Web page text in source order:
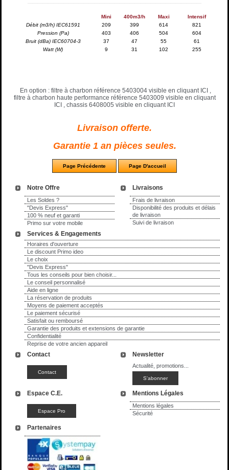
Notre Offre
Les Soldes ?
"Devis Express"
100 % neuf et garanti
Primo sur votre mobile
Livraisons
Frais de livraison
Disponibilité des produits et délais
de livraison
Suivi de livraison
Services & Engagements
Horaires d'ouverture
Le discount Primo ideo
Le choix
"Devis Express"
Tous les conseils pour bien choisir...
Le conseil personnalisé
Aide en ligne
La réservation de produits
Moyens de paiement acceptés
Le paiement sécurisé
Satisfait ou remboursé
Garantie des produits et extensions de garantie
Confidentialité
Reprise de votre ancien appareil
Contact Newsletter
Actualité, promotions...
Espace C.E. Mentions Légales
Mentions légales
Sécurité
Partenaires
Mini 400m3/h Maxi
Intensif
Débit (m3/h) IEC61591
209 399 614
821
Pression (Pa)
403 406 504
604
Bruit (dBa) IEC60704-3
37 47 55
61
Watt (W)
9 31 102 255
En option : filtre à charbon référence 5403004 visible en cliquantICI ,
filtre à charbon haute performance référence 5403009 visible en cliquant
ICI , chassis 6408005 visible en cliquantICI
Livraison offerte.
Garantie 1 an pièces seules.